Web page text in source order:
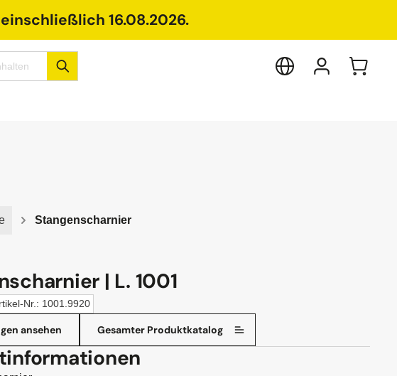
16.08.2026.
Stangenscharnier
| L. 1001
Nr.: 1001.9920
ansehen Gesamter Produktkatalog